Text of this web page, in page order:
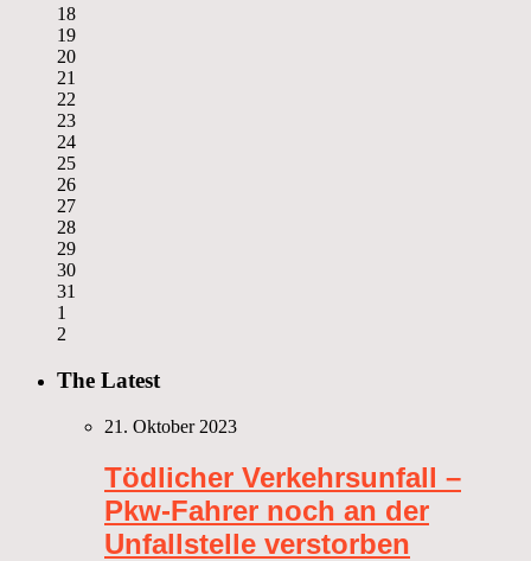
18
19
20
21
22
23
24
25
26
27
28
29
30
31
1
2
The Latest
21. Oktober 2023
Tödlicher Verkehrsunfall –
Pkw-Fahrer noch an der
Unfallstelle verstorben